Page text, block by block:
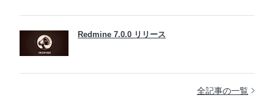
Redmine 7.0.0 リリース
全記事の一覧